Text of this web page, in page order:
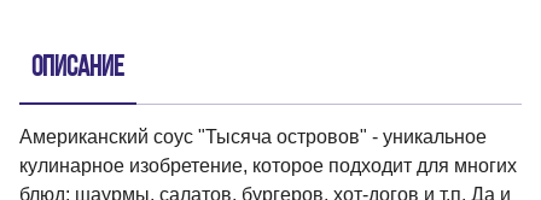
Описание
Американский соус "Тысяча островов" - уникальное
кулинарное изобретение, которое подходит для многих
блюд: шаурмы, салатов, бургеров, хот-догов и т.п. Да и